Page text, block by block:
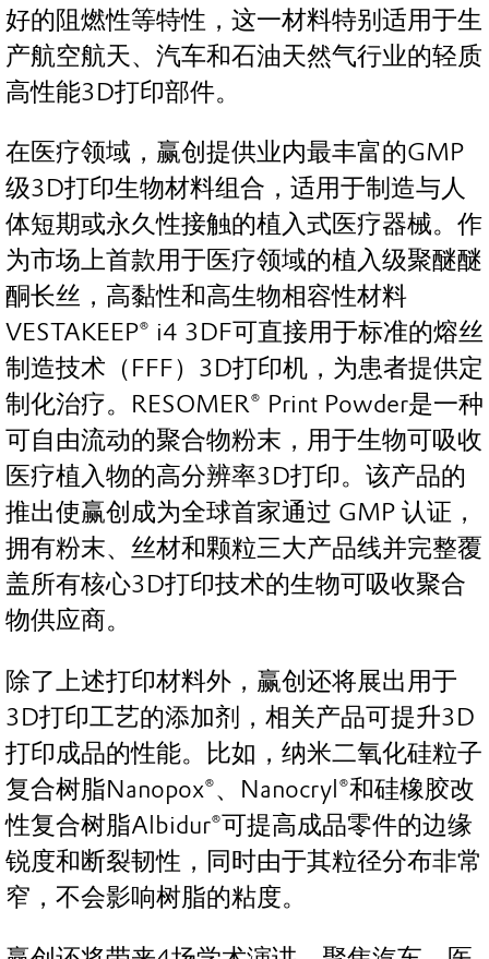
好的阻燃性等特性，这一材料特别适用于生
产航空航天、汽车和石油天然气行业的轻质
高性能3D打印部件。
在医疗领域，赢创提供业内最丰富的GMP
级3D打印生物材料组合，适用于制造与人
体短期或永久性接触的植入式医疗器械。作
为市场上首款用于医疗领域的植入级聚醚醚
酮长丝，高黏性和高生物相容性材料
VESTAKEEP® i4 3DF可直接用于标准的熔丝
制造技术（FFF）3D打印机，为患者提供定
制化治疗。RESOMER® Print Powder是一种
可自由流动的聚合物粉末，用于生物可吸收
医疗植入物的高分辨率3D打印。该产品的
推出使赢创成为全球首家通过 GMP 认证，
拥有粉末、丝材和颗粒三大产品线并完整覆
盖所有核心3D打印技术的生物可吸收聚合
物供应商。
除了上述打印材料外，赢创还将展出用于
3D打印工艺的添加剂，相关产品可提升3D
打印成品的性能。比如，纳米二氧化硅粒子
复合树脂Nanopox®、Nanocryl®和硅橡胶改
性复合树脂Albidur®可提高成品零件的边缘
锐度和断裂韧性，同时由于其粒径分布非常
窄，不会影响树脂的粘度。